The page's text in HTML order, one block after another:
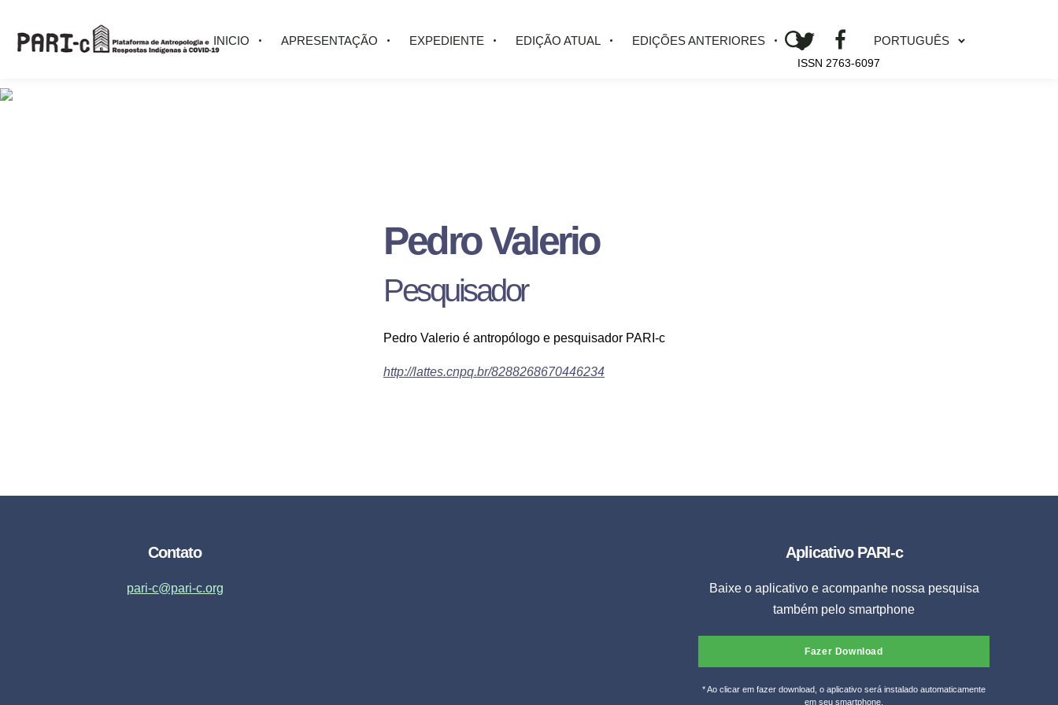
INICIO APRESENTAÇÃO EXPEDIENTE EDIÇÃO ATUAL EDIÇÕES ANTERIORES PORTUGUÊS
ISSN 2763-6097
Pedro Valerio
Pesquisador
Pedro Valerio é antropólogo e pesquisador PARI-c
http://lattes.cnpq.br/8288268670446234
Contato
pari-c@pari-c.org
Aplicativo PARI-c
Baixe o aplicativo e acompanhe nossa pesquisa
também pelo smartphone
Fazer Download
* Ao clicar em fazer download, o aplicativo será instalado automaticamente
em seu smartphone.